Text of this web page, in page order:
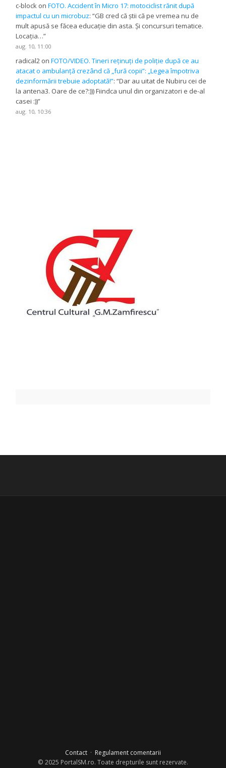
c-block onFOTO. Accident în Micro 17: motociclist rănit după
impactul cu un microbuz: “GB cred că știi că pe vremea nu de
mult apusă se făcea educație din asta. Și concursuri tematice.
Locația…”
aug. 10, 11:00
radical2 onFOTO/VIDEO. Tineri reținuți de poliție după ce au
atacat o ambulanță crezând că „fură copii”: „Legea împotriva
dezinformării trebuie adoptată!”: “Dar au uitat de Nubiru cei de
la antena3. Oare de ce?:))) Fiindca unul din organizatori e de-al
casei :))”
aug. 10, 10:36
Contact· Regulament comentarii
© 2025 PortalSM.ro. Toate drepturile sunt rezervate.